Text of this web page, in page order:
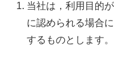
当社は，利用目的
に認められる場合
するものとします。